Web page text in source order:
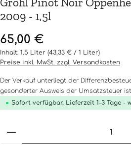
2009 - 1,5l
Regulärer Preis:
65,00 €
Inhalt: 1.5 Liter (43,33 € / 1 Liter)
Preise inkl. MwSt. zzgl. Versandkosten
Der Verkauf unterliegt der
gesonderter Ausweis der Umsatzsteuer
Sofort verfügbar, Lieferzeit 1-3 Tage -
Produkt Anzahl: Gib den